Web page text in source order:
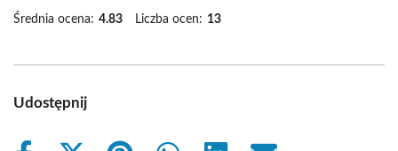
Średnia ocena: 4.83 Liczba ocen: 13
Udostępnij